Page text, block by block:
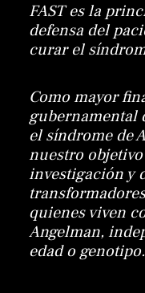
FAST es la
defensa del
curar el
Como mayor
gubernamental
el síndrome de
nuestro
investigación y
quienes viven
Angelman,
edad o genotipo.